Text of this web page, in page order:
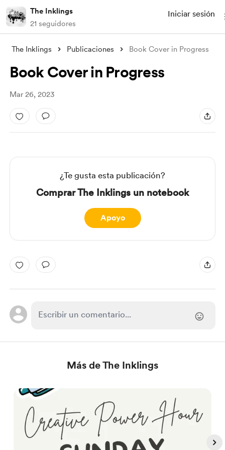
The Inklings
21 seguidores
Iniciar sesión
The Inklings Publicaciones Book Cover in Progress
Book Cover in Progress
Mar 26, 2023
¿Te gusta esta publicación?
Comprar The Inklings un notebook
Apoyo
Más de The Inklings